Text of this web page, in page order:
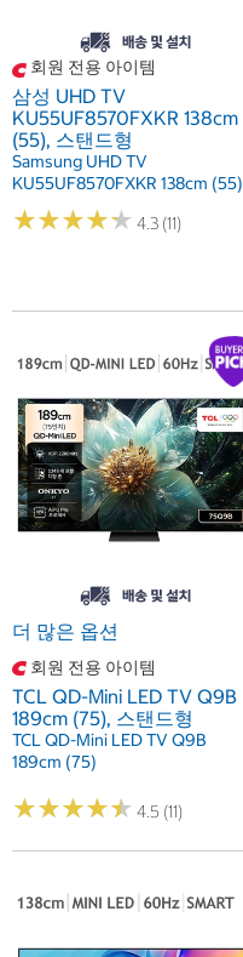
회원 전용 아이템
삼성 UHD TV
KU55UF8570FXKR 138cm
(55), 스탠드형
Samsung UHD TV
KU55UF8570FXKR 138cm (55)
★★★★★
★★★★★ 4.3 (11)
더 많은 옵션
회원 전용 아이템
TCL QD-Mini LED TV Q9B
189cm (75), 스탠드형
TCL QD-Mini LED TV Q9B
189cm (75)
★★★★★
★★★★★ 4.5 (11)